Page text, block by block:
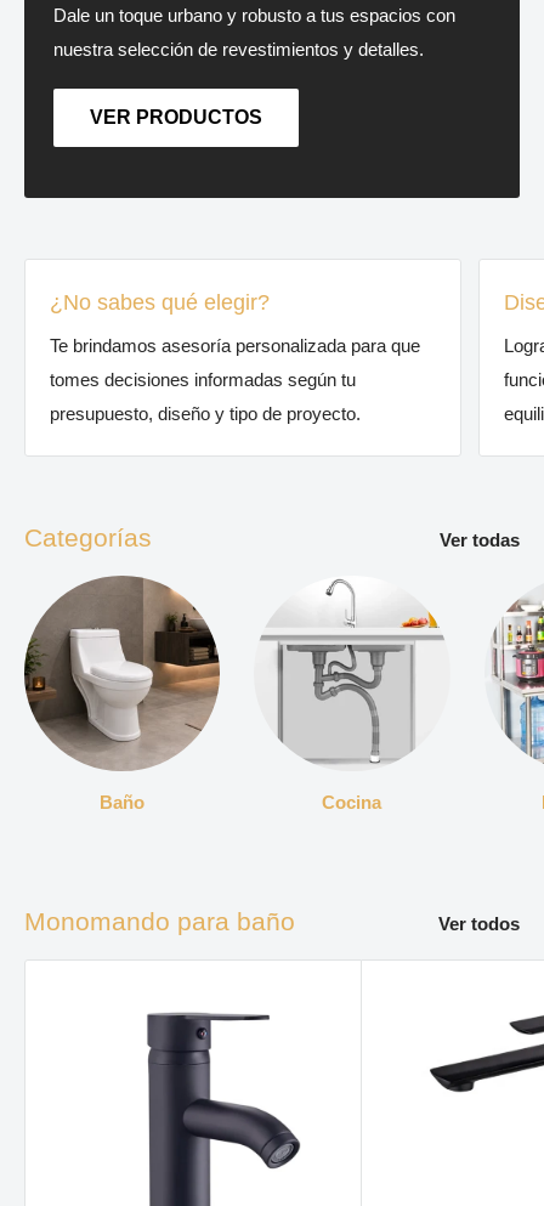
Dale un toque urbano y robusto a tus espacios con
nuestra selección de revestimientos y detalles.
VER PRODUCTOS
¿No sabes qué elegir?
Te brindamos asesoría personalizada para que
tomes decisiones informadas según tu
presupuesto, diseño y tipo de proyecto.
Categorías Ver todas
Baño Cocina
Monomando para baño Ver todos